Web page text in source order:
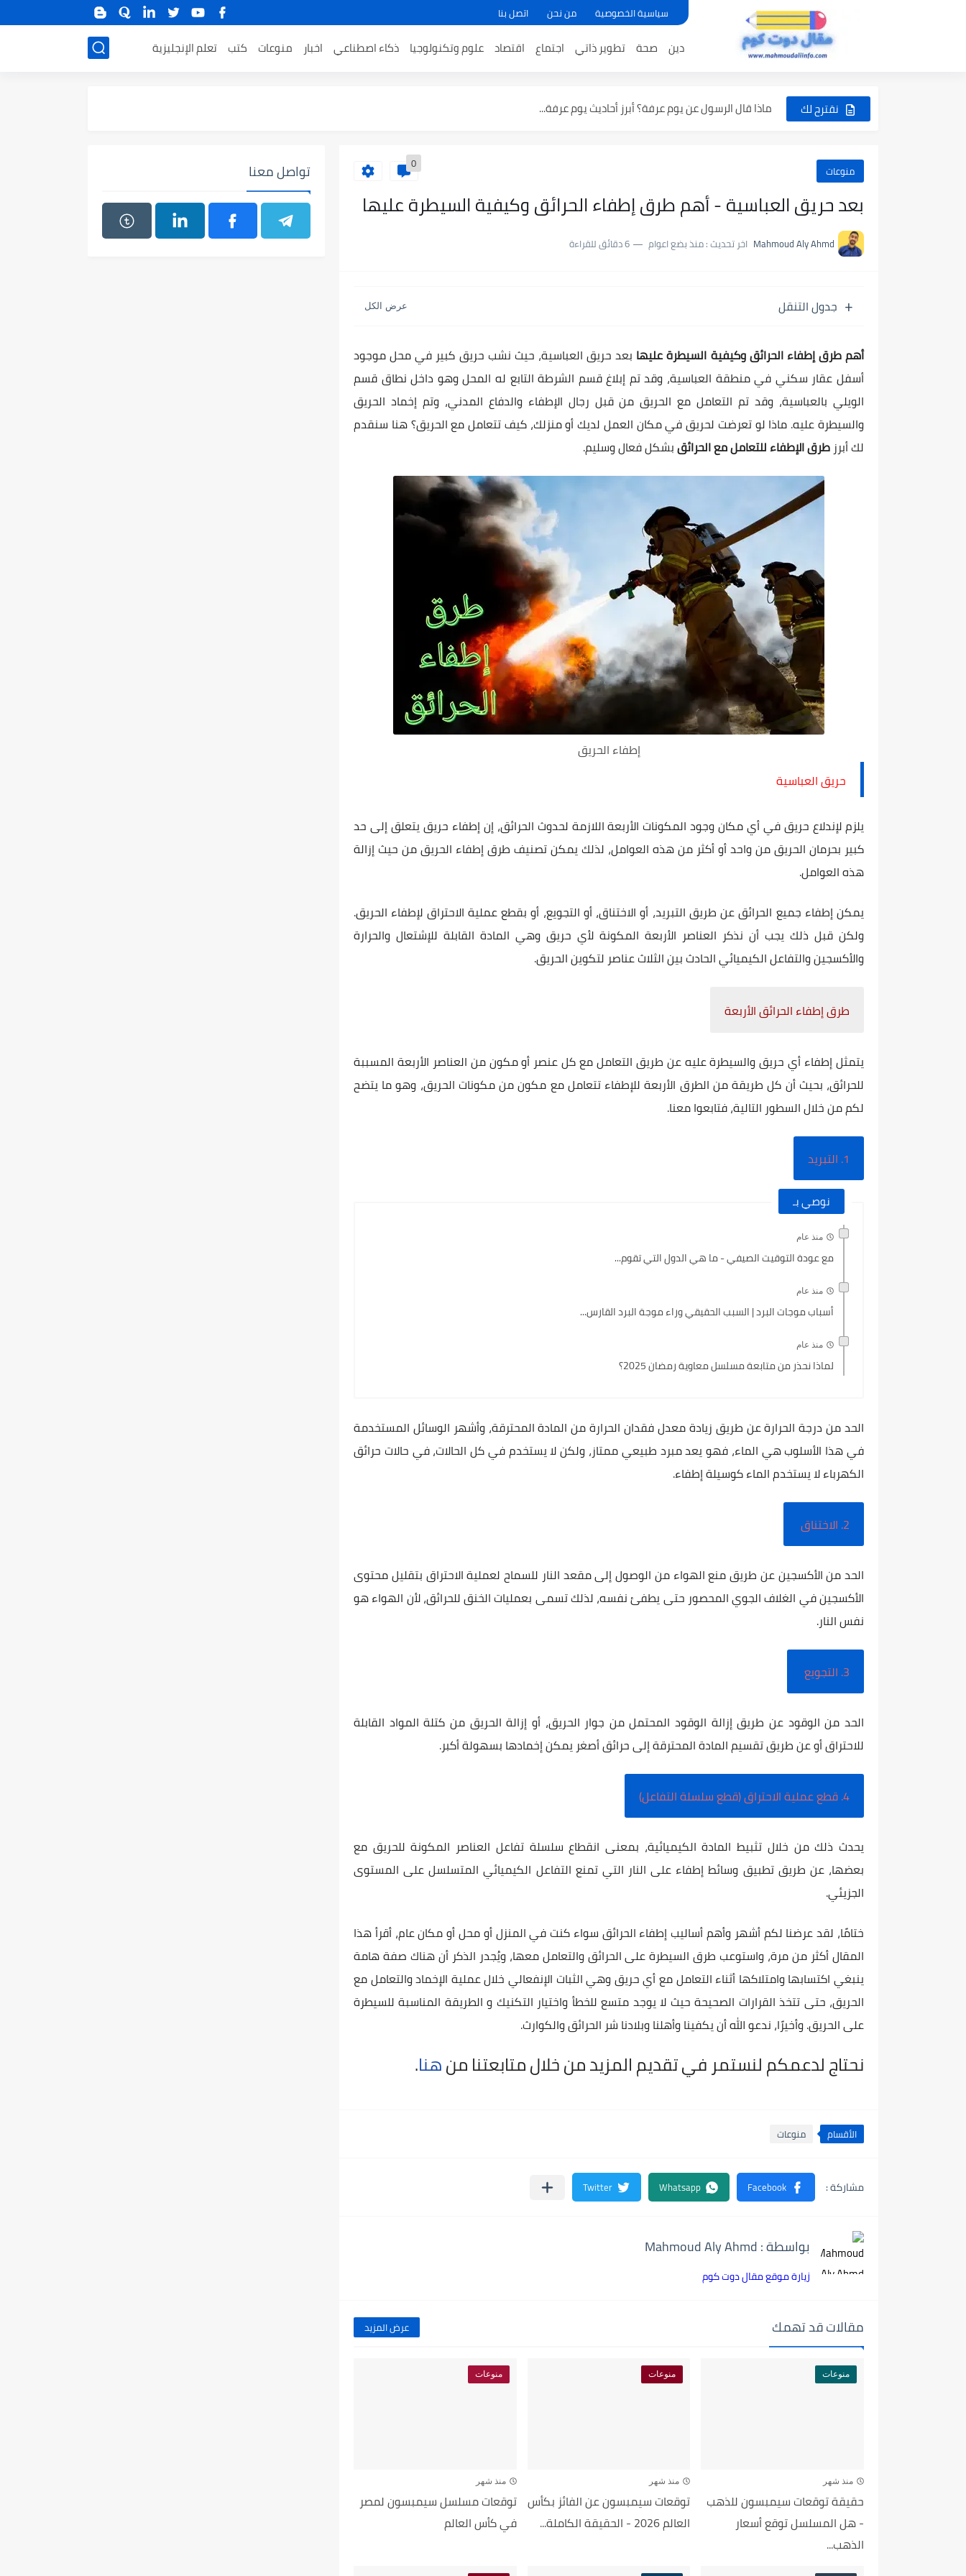
سياسية الخصوصية من نحن اتصل بنا
دين صحة تطوير ذاتي اجتماع اقتصاد علوم وتكنولوجيا ذكاء اصطناعي اخبار منوعات كتب تعلم الإنجليزية
نقترح لك
أسباب ظاهرة النينو | كيف تنشأ وما تأثيرها على المناخ...
خطبة يوم عرفة للنبي ﷺ كاملة وأهم الدروس المستفادة منها
ماذا قال الرسول عن يوم عرفة؟ أبرز أحاديث يوم عرفة...
منوعات 0
بعد حريق العباسية - أهم طرق إطفاء الحرائق وكيفية السيطرة عليها
Mahmoud Aly Ahmd اخر تحديث :منذ بضع اعوام 6 دقائق للقراءة
جدول التنقل
أهم طرق إطفاء الحرائق وكيفية السيطرة عليها بعد حريق العباسية، حيث نشب حريق كبير في محل موجود
أسفل عقار سكني في منطقة العباسية، وقد تم إبلاغ قسم الشرطة التابع له المحل وهو داخل نطاق قسم
الويلي بالعباسية، وقد تم التعامل مع الحريق من قبل رجال الإطفاء والدفاع المدني، وتم إخماد الحريق
والسيطرة عليه. ماذا لو تعرضت لحريق في مكان العمل لديك أو منزلك، كيف تتعامل مع الحريق؟ هنا سنقدم
لك أبرز طرق الإطفاء للتعامل مع الحرائقبشكل فعال وسليم.
إطفاء الحريق
حريق العباسية
يلزم لإندلاع حريق في أي مكان وجود المكونات الأربعة اللازمة لحدوث الحرائق، إن إطفاء حريق يتعلق إلى حد
كبير بحرمان الحريق من واحد أو أكثر من هذه العوامل، لذلك يمكن تصنيف طرق إطفاء الحريق من حيث إزالة
هذه العوامل.
يمكن إطفاء جميع الحرائق عن طريق التبريد، أو الاختناق، أو التجويع، أو بقطع عملية الاحتراق لإطفاء الحريق.
ولكن قبل ذلك يجب أن نذكر العناصر الأربعة المكونة لأي حريق وهي المادة القابلة للإشتعال والحرارة
والأكسجين والتفاعل الكيميائي الحادث بين الثلاث عناصر لتكوين الحريق.
طرق إطفاء الحرائق الأربعة
يتمثل إطفاء أي حريق والسيطرة عليه عن طريق التعامل مع كل عنصر أو مكون من العناصر الأربعة المسببة
للحرائق، بحيث أن كل طريقة من الطرق الأربعة للإطفاء تتعامل مع مكون من مكونات الحريق، وهو ما يتضح
لكم من خلال السطور التالية، فتابعوا معنا.
1. التبريد
نوصي بـ
منذ عام
مع عودة التوقيت الصيفي - ما هي الدول التي تقوم...
منذ عام
أسباب موجات البرد | السبب الحقيقي وراء موجة البرد القارس...
منذ عام
لماذا نحذر من متابعة مسلسل معاوية رمضان 2025؟
الحد من درجة الحرارة عن طريق زيادة معدل فقدان الحرارة من المادة المحترقة، وأشهر الوسائل المستخدمة
في هذا الأسلوب هي الماء، فهو يعد مبرد طبيعي ممتاز، ولكن لا يستخدم في كل الحالات، في حالات حرائق
الكهرباء لا يستخدم الماء كوسيلة إطفاء.
2. الاختناق
الحد من الأكسجين عن طريق منع الهواء من الوصول إلى مقعد النار للسماح لعملية الاحتراق بتقليل محتوى
الأكسجين في الغلاف الجوي المحصور حتى يطفئ نفسه، لذلك تسمى بعمليات الخنق للحرائق، لأن الهواء هو
نفس النار.
3. التجويع
الحد من الوقود عن طريق إزالة الوقود المحتمل من جوار الحريق، أو إزالة الحريق من كتلة المواد القابلة
للاحتراق أو عن طريق تقسيم المادة المحترقة إلى حرائق أصغر يمكن إخمادها بسهولة أكبر.
4. قطع عملية الاحتراق (قطع سلسلة التفاعل)
يحدث ذلك من خلال تثبيط المادة الكيميائية، بمعنى انقطاع سلسلة تفاعل العناصر المكونة للحريق مع
بعضها، عن طريق تطبيق وسائط إطفاء على النار التي تمنع التفاعل الكيميائي المتسلسل على المستوى
الجزيئي.
ختامًا، لقد عرضنا لكم أشهر وأهم أساليب إطفاء الحرائق سواء كنت في المنزل أو محل أو مكان عام، أقرأ هذا
المقال أكثر من مرة، واستوعب طرق السيطرة على الحرائق والتعامل معها، ويُجدر الذكر أن هناك صفة هامة
ينبغي اكتسابها وامتلاكها أثناء التعامل مع أي حريق وهي الثبات الإنفعالي خلال عملية الإخماد والتعامل مع
الحريق، حتى تتخذ القرارات الصحيحة حيث لا يوجد متسع للخطأ واختيار التكنيك و الطريقة المناسبة للسيطرة
على الحريق. وأخيرًا، ندعو الله أن يكفينا وأهلنا وبلادنا شر الحرائق والكوارث.
نحتاج لدعمكم لنستمر في تقديم المزيد من خلال متابعتنا منهنا.
الأقسام منوعات
بواسطة : Mahmoud Aly Ahmd
زيارة موقع مقال دوت كوم
مقالات قد تهمك عرض المزيد
منوعات
منذ شهر
حقيقة توقعات سيمبسون للذهب
- هل المسلسل توقع أسعار
الذهب...
منوعات
منذ شهر
توقعات سيمبسون عن الفائز بكأس
العالم 2026 - الحقيقة الكاملة...
منوعات
منذ شهر
توقعات مسلسل سيمبسون لمصر
في كأس العالم
تواصل معنا